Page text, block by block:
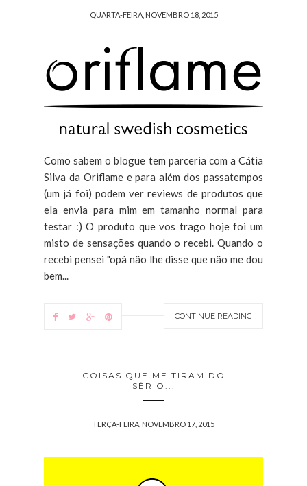
QUARTA-FEIRA, NOVEMBRO 18, 2015
Como sabem o blogue tem parceria com a Cátia
Silva da Oriflame e para além dos passatempos
(um já foi) podem ver reviews de produtos que
ela envia para mim em tamanho normal para
testar :) O produto que vos trago hoje foi um
misto de sensações quando o recebi. Quando o
recebi pensei "opá não lhe disse que não me dou
bem...
CONTINUE READING
COISAS QUE ME TIRAM DO
SÉRIO...
TERÇA-FEIRA, NOVEMBRO 17, 2015